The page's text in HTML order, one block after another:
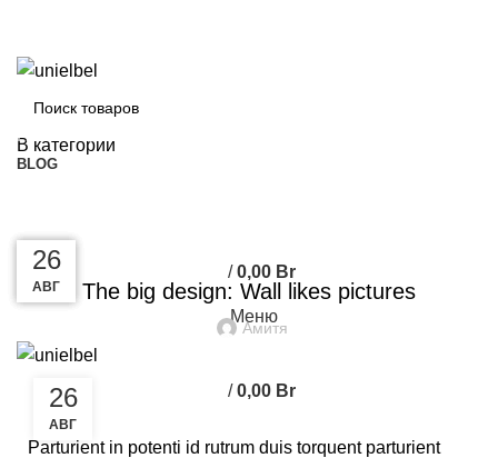
В категории
/ 0,00 Br
Меню
/ 0,00 Br
Просмотр категорий
BLOG
The big design: Wall likes pictures
Амитя
26
АВГ
Parturient in potenti id rutrum duis torquent parturient
27
АВГ
27
АВГ
27
АВГ
26
АВГ